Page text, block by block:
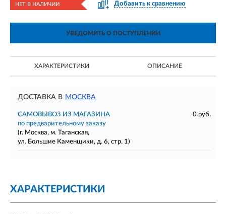
НЕТ В НАЛИЧИИ Добавить к сравнению
УВЕДОМИТЬ О ПОСТУПЛЕНИИ
ХАРАКТЕРИСТИКИ ОПИСАНИЕ
ДОСТАВКА В МОСКВА
САМОВЫВОЗ ИЗ МАГАЗИНА
0 руб.
по предварительному заказу
(г. Москва, м. Таганская,
ул. Большие Каменщики, д. 6, стр. 1)
ХАРАКТЕРИСТИКИ